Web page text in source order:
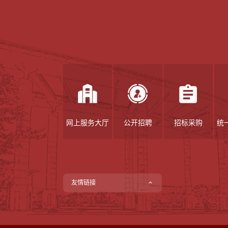
网上服务大厅 公开招聘 招标采购 统
友情链接